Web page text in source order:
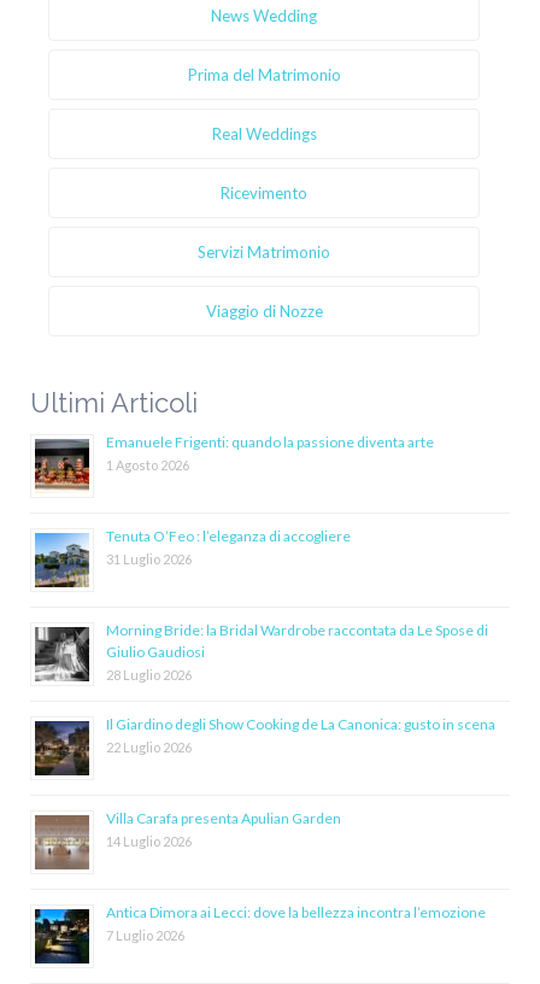
News Wedding
Prima del Matrimonio
Real Weddings
Ricevimento
Servizi Matrimonio
Viaggio di Nozze
Ultimi Articoli
Emanuele Frigenti: quando la passione diventa arte
1 Agosto 2026
Tenuta O’Feo : l’eleganza di accogliere
31 Luglio 2026
Morning Bride: la Bridal Wardrobe raccontata da Le Spose di
Giulio Gaudiosi
28 Luglio 2026
Il Giardino degli Show Cooking de La Canonica: gusto in scena
22 Luglio 2026
Villa Carafa presenta Apulian Garden
14 Luglio 2026
Antica Dimora ai Lecci: dove la bellezza incontra l’emozione
7 Luglio 2026